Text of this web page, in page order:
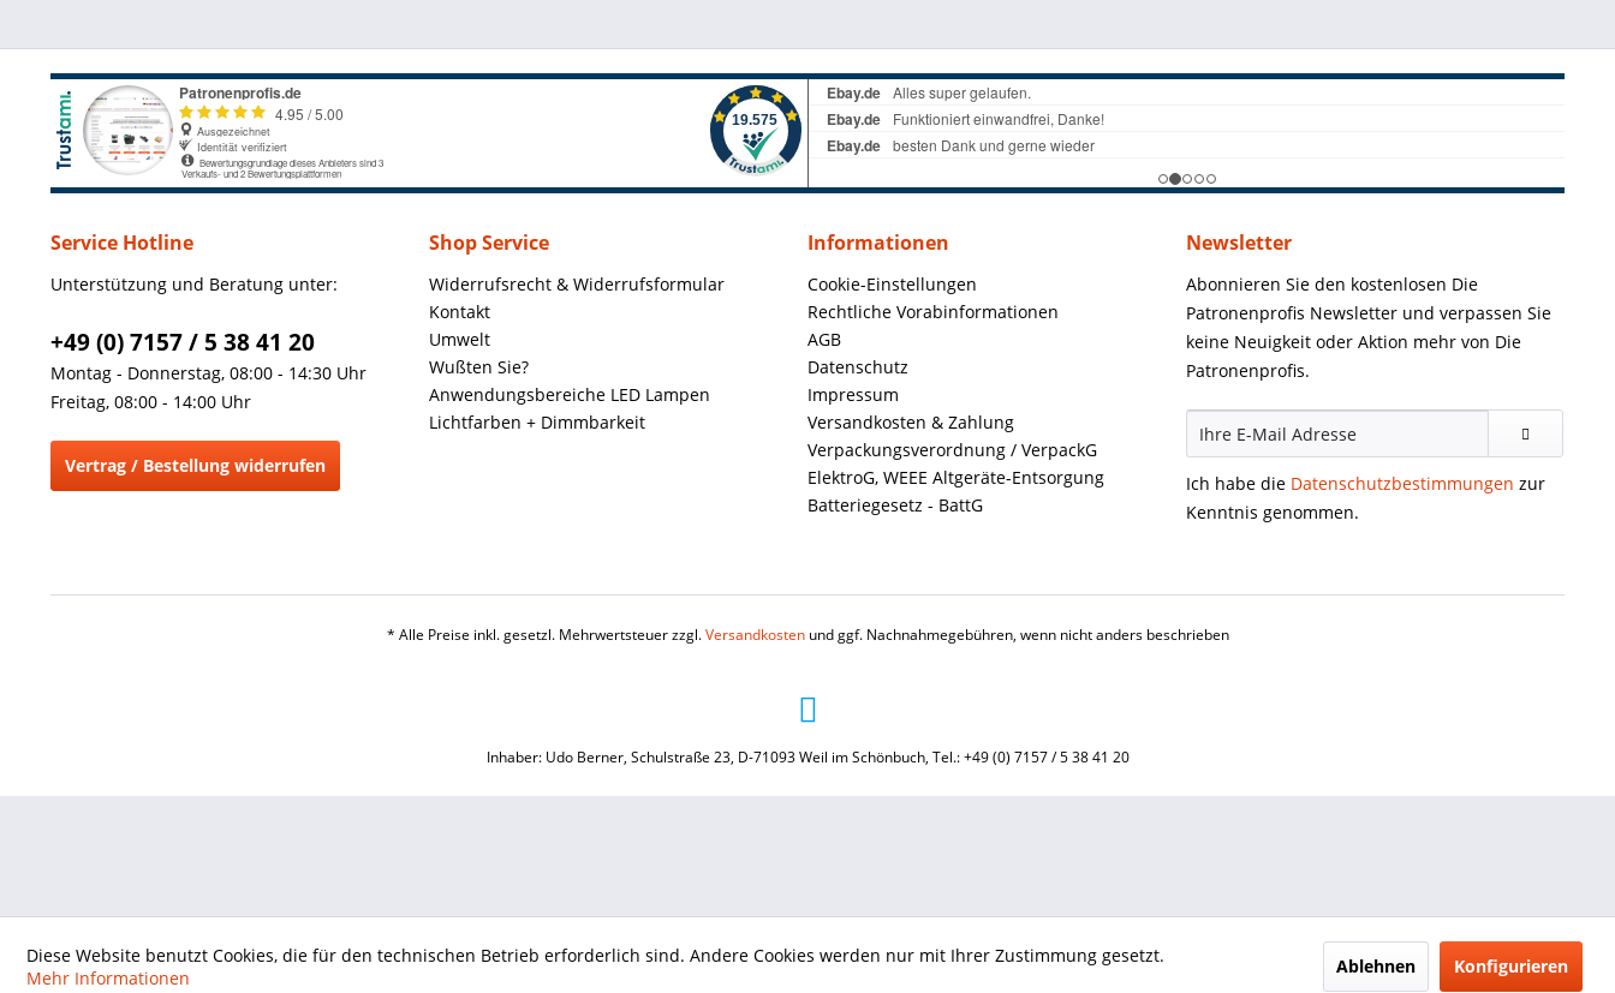
Service Hotline
Unterstützung und Beratung unter:
+49 (0) 7157 / 5 38 41 20
Montag - Donnerstag, 08:00 - 14:30 Uhr
Freitag, 08:00 - 14:00 Uhr
Vertrag / Bestellung widerrufen
Shop Service
Widerrufsrecht & Widerrufsformular
Kontakt
Umwelt
Wußten Sie?
Anwendungsbereiche LED Lampen
Lichtfarben + Dimmbarkeit
Informationen
Cookie-Einstellungen
Rechtliche Vorabinformationen
AGB
Datenschutz
Impressum
Versandkosten & Zahlung
Verpackungsverordnung / VerpackG
ElektroG, WEEE Altgeräte-Entsorgung
Batteriegesetz - BattG
Newsletter
Abonnieren Sie den kostenlosen Die
Patronenprofis Newsletter und verpassen Sie
keine Neuigkeit oder Aktion mehr von Die
Patronenprofis.
Ich habe die Datenschutzbestimmungen zur
Kenntnis genommen.
* Alle Preise inkl. gesetzl. Mehrwertsteuer zzgl.Versandkostenund ggf. Nachnahmegebühren, wenn nicht anders beschrieben
Inhaber: Udo Berner, Schulstraße 23, D-71093 Weil im Schönbuch, Tel.: +49 (0) 7157 / 5 38 41 20
Diese Website benutzt Cookies, die für den technischen Betrieb erforderlich sind. Andere Cookies werden nur mit Ihrer Zustimmung gesetzt.
Mehr Informationen
Ablehnen Konfigurieren